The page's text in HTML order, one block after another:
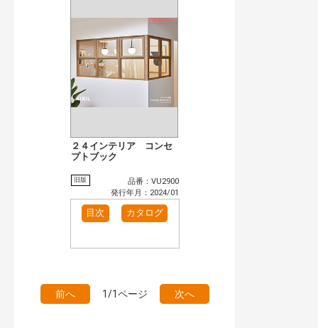
おすすめハッシュタグ
まずはここから（1）
施工イメージ・アイデア集（1）
リフォームおすすめ（2）
カテゴリー
インテリア建材（1）
キッチン（1）
発行年で検索
２４インテリア コンセ
プトブック
旧版
品番：VU2900
発行年月：2024/01
目次 カタログ
前へ 1/1ページ 次へ